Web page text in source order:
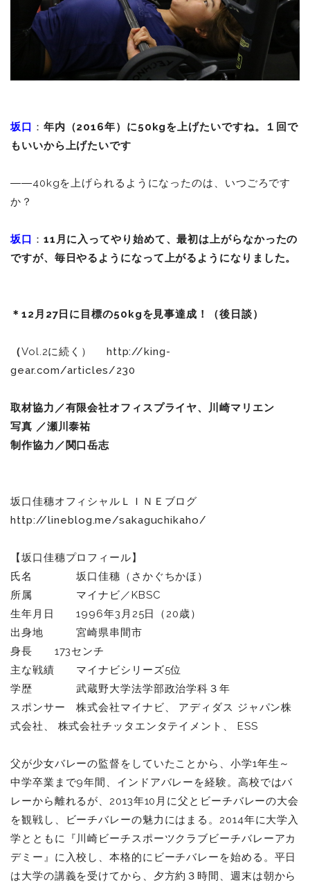
坂口 ： 年内（2016年）に50kgを上げたいですね。１回で
もいいから上げたいです
――40kgを上げられるようになったのは、いつごろです
か？
坂口 ： 11月に入ってやり始めて、最初は上がらなかったの
ですが、毎日やるようになって上がるようになりました。
＊12月27日に目標の50kgを見事達成！（後日談）
（Vol.2に続く） http://king-
gear.com/articles/230
取材協力／有限会社オフィスプライヤ、川崎マリエン
写真 ／瀬川泰祐
制作協力／関口岳志
坂口佳穗オフィシャルＬＩＮＥブログ
http://lineblog.me/sakaguchikaho/
【坂口佳穗プロフィール】
氏名 坂口佳穗（さかぐちかほ）
所属 マイナビ／KBSC
生年月日 1996年3月25日（20歳）
出身地 宮崎県串間市
身長 173センチ
主な戦績 マイナビシリーズ5位
学歴 武蔵野大学法学部政治学科３年
スポンサー 株式会社マイナビ、 アディダス ジャパン株
式会社、 株式会社チッタエンタテイメント、 ESS
父が少女バレーの監督をしていたことから、小学1年生～
中学卒業まで9年間、インドアバレーを経験。高校ではバ
レーから離れるが、2013年10月に父とビーチバレーの大会
を観戦し、ビーチバレーの魅力にはまる。2014年に大学入
学とともに『川崎ビーチスポーツクラブビーチバレーアカ
デミー』に入校し、本格的にビーチバレーを始める。平日
は大学の講義を受けてから、夕方約３時間、週末は朝から